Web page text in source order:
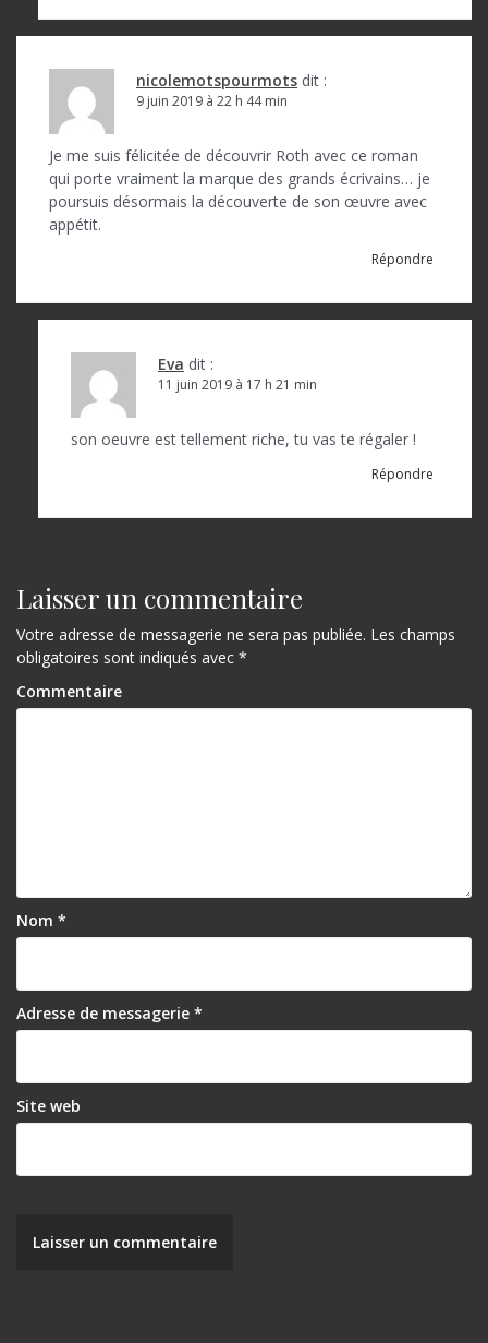
nicolemotspourmots dit :
9 juin 2019 à 22 h 44 min
Je me suis félicitée de découvrir Roth avec ce roman
qui porte vraiment la marque des grands écrivains… je
poursuis désormais la découverte de son œuvre avec
appétit.
Répondre
Eva dit :
11 juin 2019 à 17 h 21 min
son oeuvre est tellement riche, tu vas te régaler !
Répondre
Laisser un commentaire
Votre adresse de messagerie ne sera pas publiée. Les champs
obligatoires sont indiqués avec *
Commentaire
Nom *
Adresse de messagerie *
Site web